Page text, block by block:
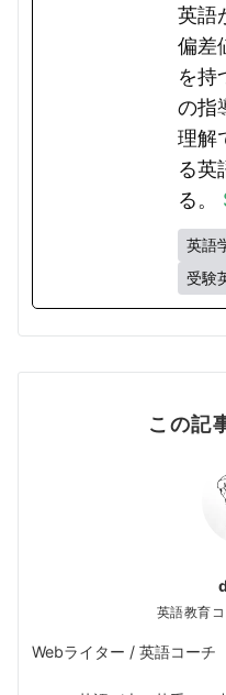
英語
偏差
を持
の指
理解
る英
る。
英語
受験
この記
英語教育
Webライター / 英語コーチ